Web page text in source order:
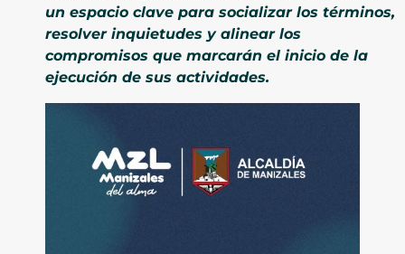
un espacio clave para socializar los términos,
resolver inquietudes y alinear los
compromisos que marcarán el inicio de la
ejecución de sus actividades.